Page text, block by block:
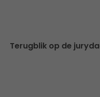
Terugblik op de